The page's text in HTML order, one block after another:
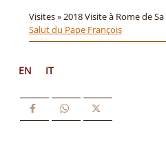
Visites »2018 Visite à Rome de
Salut du Pape François
EN IT